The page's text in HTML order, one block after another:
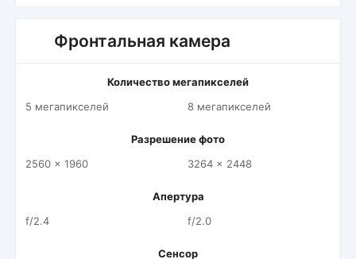
Фронтальная камера
Количество мегапикселей
5 мегапикселей
8 мегапикселей
Разрешение фото
2560 x 1960
3264 x 2448
Апертура
f/2.4
f/2.0
Сенсор